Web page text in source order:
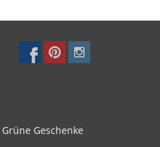
Geschenke